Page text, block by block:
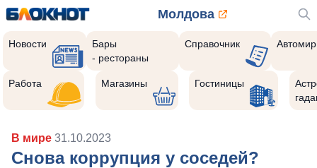
Молдова
Новости
Бары
- рестораны
Справочник Автомир
Работа Магазины Гостиницы
В мире 31.10.2023
Снова коррупция у соседей?